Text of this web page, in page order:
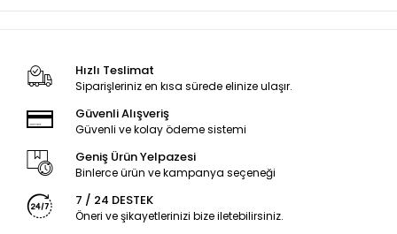
Hızlı Teslimat
Siparişleriniz en kısa sürede elinize ulaşır.
Güvenli Alışveriş
Güvenli ve kolay ödeme sistemi
Geniş Ürün Yelpazesi
Binlerce ürün ve kampanya seçeneği
7 / 24 DESTEK
Öneri ve şikayetlerinizi bize iletebilirsiniz.